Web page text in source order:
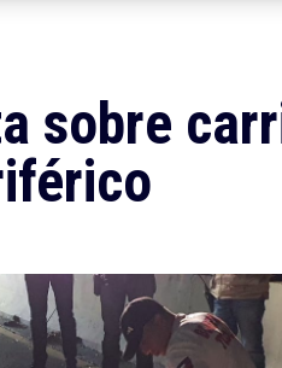
sobre